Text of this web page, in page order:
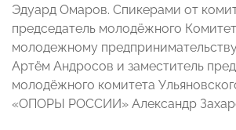
Эдуард Омаров. Спикерами от
председатель молодёжного
молодежному
Артём Андросов и заместитель
молодёжного комитета
«ОПОРЫ РОССИИ» Александр